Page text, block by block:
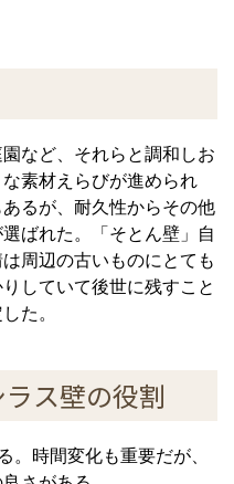
など、それらと調和しお
素材えらびが進められ
るが、耐久性からその他
ばれた。「そとん壁」自
周辺の古いものにとても
していて後世に残すこと
た。
ス壁の役割
。時間変化も重要だが、